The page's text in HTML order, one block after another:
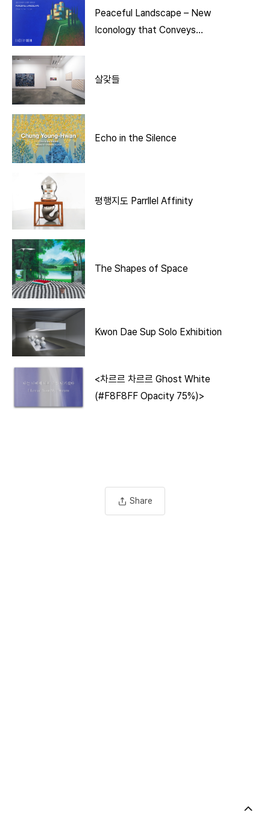
Peaceful Landscape – New
Iconology that Conveys
살갗들
Echo in the Silence
평행지도 Parrllel Affinity
The Shapes of Space
Kwon Dae Sup Solo Exhibition
<차르르 차르르 Ghost White
(#F8F8FF Opacity 75%)>
Share